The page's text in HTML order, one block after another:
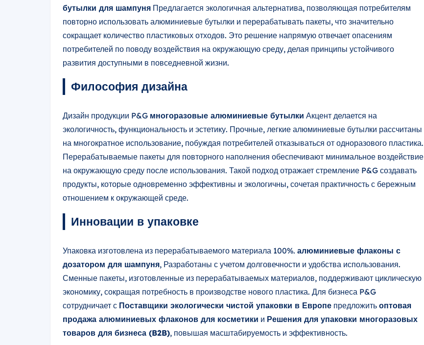
бутылки для шампуня Предлагается экологичная альтернатива, позволяющая потребителям
повторно использовать алюминиевые бутылки и перерабатывать пакеты, что значительно
сокращает количество пластиковых отходов. Это решение напрямую отвечает опасениям
потребителей по поводу воздействия на окружающую среду, делая принципы устойчивого
развития доступными в повседневной жизни.
Философия дизайна
Дизайн продукции P&G многоразовые алюминиевые бутылки Акцент делается на
экологичность, функциональность и эстетику. Прочные, легкие алюминиевые бутылки рассчитаны
на многократное использование, побуждая потребителей отказываться от одноразового пластика.
Перерабатываемые пакеты для повторного наполнения обеспечивают минимальное воздействие
на окружающую среду после использования. Такой подход отражает стремление P&G создавать
продукты, которые одновременно эффективны и экологичны, сочетая практичность с бережным
отношением к окружающей среде.
Инновации в упаковке
Упаковка изготовлена из перерабатываемого материала 100%. алюминиевые флаконы с
дозатором для шампуня, Разработаны с учетом долговечности и удобства использования.
Сменные пакеты, изготовленные из перерабатываемых материалов, поддерживают циклическую
экономику, сокращая потребность в производстве нового пластика. Для бизнеса P&G
сотрудничает с Поставщики экологически чистой упаковки в Европе предложить оптовая
продажа алюминиевых флаконов для косметики и Решения для упаковки многоразовых
товаров для бизнеса (B2B), повышая масштабируемость и эффективность.